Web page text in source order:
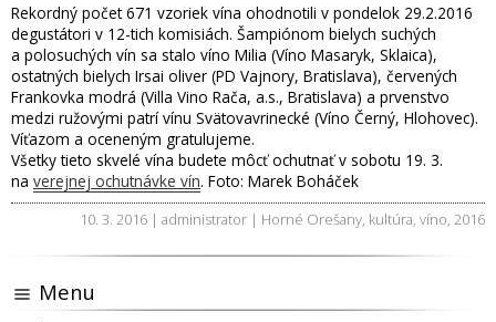
Rekordný počet 671 vzoriek vína ohodnotili v pondelok 29.2.2016
degustátori v 12-tich komisiách. Šampiónom bielych suchých
a polosuchých vín sa stalo víno Milia (Víno Masaryk, Sklaica),
ostatných bielych Irsai oliver (PD Vajnory, Bratislava), červených
Frankovka modrá (Villa Vino Rača, a.s., Bratislava) a prvenstvo
medzi ružovými patrí vínu Svätovavrinecké (Víno Černý, Hlohovec).
Víťazom a oceneným gratulujeme.
Všetky tieto skvelé vína budete môcť ochutnať v sobotu 19. 3.
na verejnej ochutnávke vín. Foto: Marek Boháček
10. 3. 2016 | administrator | Horné Orešany, kultúra, víno, 2016
Menu